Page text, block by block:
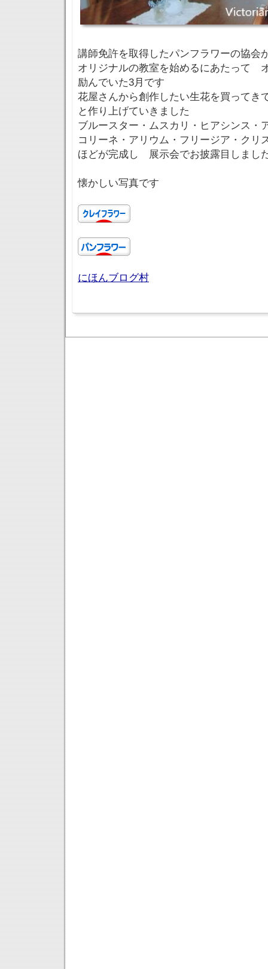
講師免許を取得したパンフラワーの協会
オリジナルの教室を始めるにあたって
励んでいた3月です
花屋さんから創作したい生花を買ってき
と作り上げていきました
ブルースター・ムスカリ・ヒアシンス・
コリーネ・アリウム・フリージア・クリ
ほどが完成し 展示会でお披露目しまし
懐かしい写真です
にほんブログ村